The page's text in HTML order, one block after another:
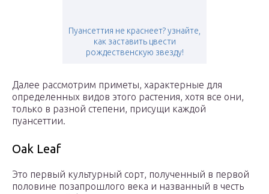
Пуансеттия не краснеет? узнайте,
как заставить цвести
рождественскую звезду!
Далее рассмотрим приметы, характерные для
определенных видов этого растения, хотя все они,
только в разной степени, присущи каждой
пуансеттии.
Oak Leaf
Это первый культурный сорт, полученный в первой
половине позапрошлого века и названный в честь